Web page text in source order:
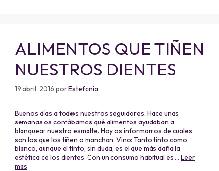
ALIMENTOS QUE TIÑEN
NUESTROS DIENTES
19 abril, 2016 porEstefania
Buenos días a tod@s nuestros seguidores. Hace unas
semanas os contábamos qué alimentos ayudaban a
blanquear nuestro esmalte. Hoy os informamos de cuales
son los que los tiñen o manchan. Vino: Tanto tinto como
blanco, aunque el tinto, sin duda, es el que más daña la
estética de los dientes. Con un consumo habitual es … Leer
más